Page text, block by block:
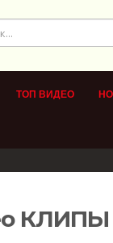
ТОП ВИДЕО
КЛИПЫ